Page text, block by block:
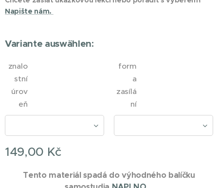
Napište nám.
Variante auswählen:
znalo
stní
úrov
eň
form
a
zasílá
ní
149,00 Kč
Tento materiál spadá do výhodného balíčku